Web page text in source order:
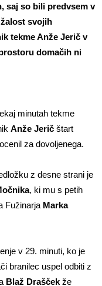
saj so bili predvsem v
svojih
tekme Anže Jerič v
domačih ni
minutah tekme
Anže Jerič štart
za dovoljenega.
z desne strani je
, ki mu s petih
Fužinarja Marka
v 29. minuti, ko je
branilec uspel odbiti z
Blaž Drašček že